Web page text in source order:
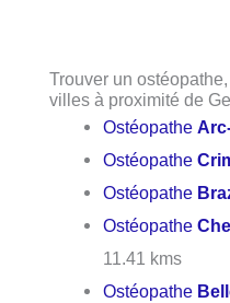
Trouver un
villes à proximité de
Ostéopathe
Ostéopathe
Ostéopathe
Ostéopathe
11.41 kms
Ostéopathe